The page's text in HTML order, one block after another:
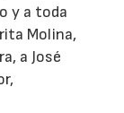
y a toda
Molina,
a José